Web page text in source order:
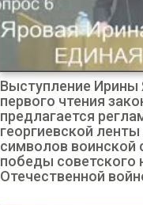
Выступление Ирины
первого чтения
предлагается
георгиевской
символов воинской
победы советского
Отечественной